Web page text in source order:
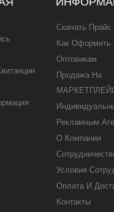
Скачать Прайс
Как Оформить
Оптовикам
Продажа На
Рекламным
О Компании
Условия
Оплата И
Контакты